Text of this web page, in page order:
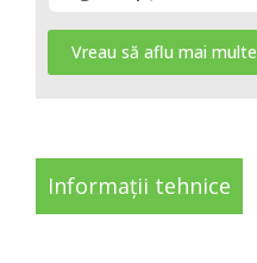
Vreau să aflu mai multe
Informații tehnice